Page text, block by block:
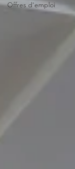
Offres d'emploi